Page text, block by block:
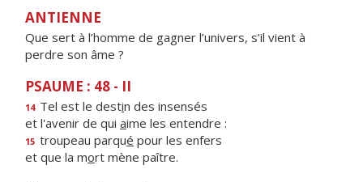
ANTIENNE
Que sert à l’homme de gagner l’univers, s’il vient à
perdre son âme ?
PSAUME : 48 - II
14 Tel est le destin des insensés
et l'avenir de qui aime les entendre :
15 troupeau parqué pour les enfers
et que la mort mène paître.